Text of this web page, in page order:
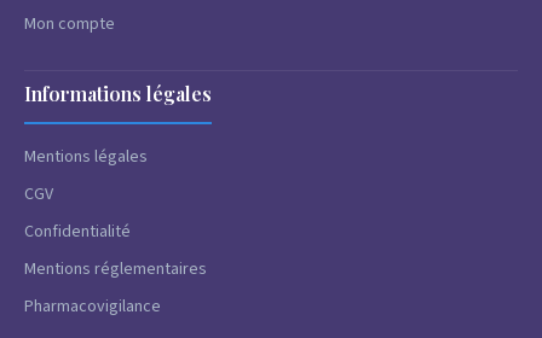
Mon compte
Informations légales
Mentions légales
CGV
Confidentialité
Mentions réglementaires
Pharmacovigilance